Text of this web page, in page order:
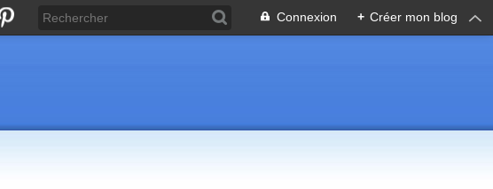
Connexion + Créer mon blog